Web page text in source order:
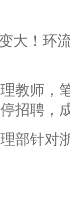
大！环
教师，
招聘，
部针对